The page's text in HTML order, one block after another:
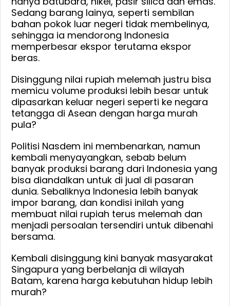
Sedang barang lainya, seperti sembilan
bahan pokok luar negeri tidak membelinya,
sehingga ia mendorong Indonesia
memperbesar ekspor terutama ekspor
beras.
Disinggung nilai rupiah melemah justru bisa
memicu volume produksi lebih besar untuk
dipasarkan keluar negeri seperti ke negara
tetangga di Asean dengan harga murah
pula?
Politisi Nasdem ini membenarkan, namun
kembali menyayangkan, sebab belum
banyak produksi barang dari Indonesia yang
bisa diandalkan untuk di jual di pasaran
dunia. Sebaliknya Indonesia lebih banyak
impor barang, dan kondisi inilah yang
membuat nilai rupiah terus melemah dan
menjadi persoalan tersendiri untuk dibenahi
bersama.
Kembali disinggung kini banyak masyarakat
Singapura yang berbelanja di wilayah
Batam, karena harga kebutuhan hidup lebih
murah?